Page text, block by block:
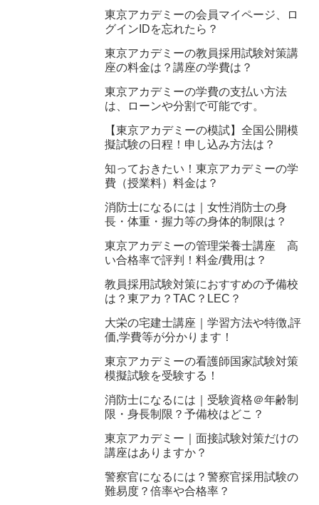
東京アカデミーの会員マイページ、ロ
グインIDを忘れたら？
東京アカデミーの教員採用試験対策講
座の料金は？講座の学費は？
東京アカデミーの学費の支払い方法
は、ローンや分割で可能です。
【東京アカデミーの模試】全国公開模
擬試験の日程！申し込み方法は？
知っておきたい！東京アカデミーの学
費（授業料）料金は？
消防士になるには｜女性消防士の身
長・体重・握力等の身体的制限は？
東京アカデミーの管理栄養士講座 高
い合格率で評判！料金/費用は？
教員採用試験対策におすすめの予備校
は？東アカ？TAC？LEC？
大栄の宅建士講座｜学習方法や特徴,評
価,学費等が分かります！
東京アカデミーの看護師国家試験対策
模擬試験を受験する！
消防士になるには｜受験資格＠年齢制
限・身長制限？予備校はどこ？
東京アカデミー｜面接試験対策だけの
講座はありますか？
警察官になるには？警察官採用試験の
難易度？倍率や合格率？